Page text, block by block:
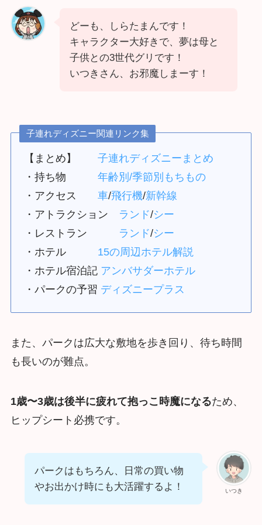
どーも、しらたまんです！
キャラクター大好きで、夢は母と
子供との3世代グリです！
いつきさん、お邪魔しまーす！
子連れディズニー関連リンク集
【まとめ】子連れディズニーまとめ
・持ち物年齢別/季節別もちもの
・アクセス車/飛行機/新幹線
・アトラクション ランド/シー
・レストラン ランド/シー
・ホテル 15の周辺ホテル解説
・ホテル宿泊記 アンバサダーホテル
・パークの予習 ディズニープラス
また、パークは広大な敷地を歩き回り、待ち時間
も長いのが難点。
1歳〜3歳は後半に疲れて抱っこ時魔になるため、
ヒップシート必携です。
いつき
パークはもちろん、日常の買い物
やお出かけ時にも大活躍するよ！